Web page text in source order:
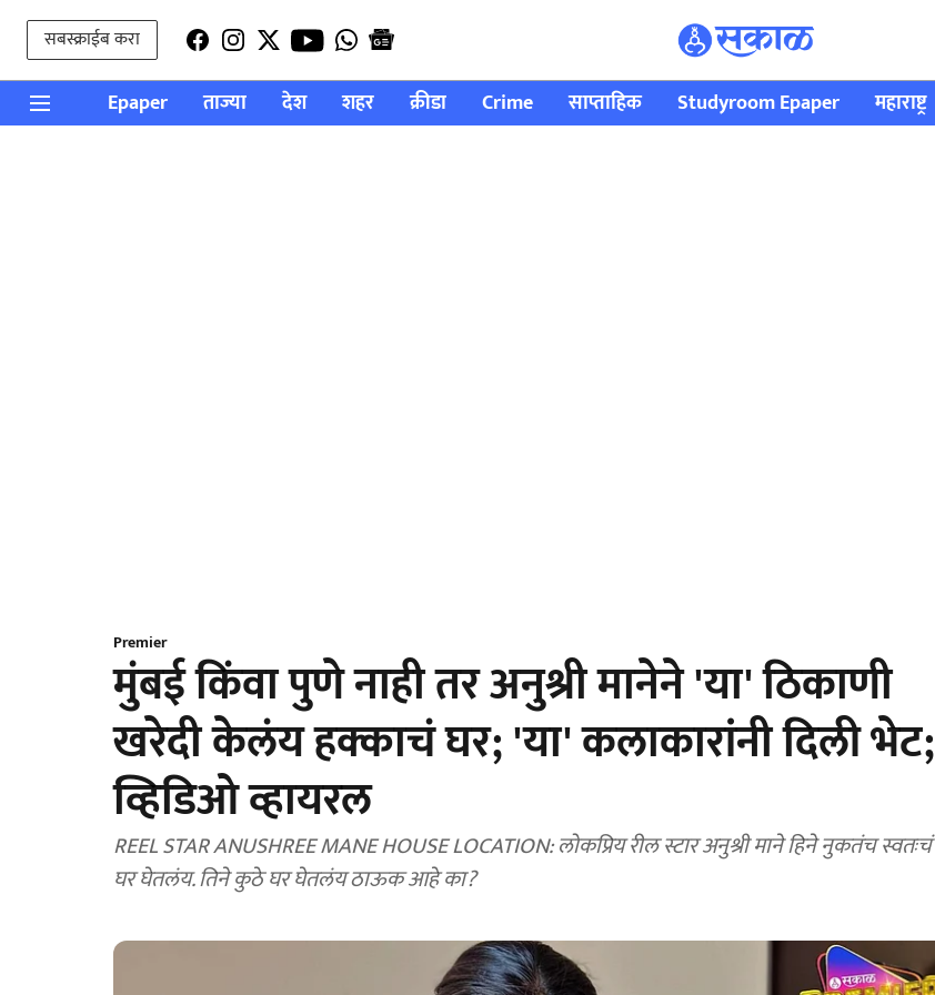
सबस्क्राईब करा
Epaper ताज्या देश शहर क्रीडा Crime साप्ताहिक Studyroom Epaper महाराष्ट्र
Premier
मुंबई किंवा पुणे नाही तर अनुश्री मानेने 'या' ठिकाणी
खरेदी केलंय हक्काचं घर; 'या' कलाकारांनी दिली भेट;
व्हिडिओ व्हायरल
REEL STAR ANUSHREE MANE HOUSE LOCATION: लोकप्रिय रील स्टार अनुश्री माने हिने नुकतंच स्वतःचं
घर घेतलंय. तिने कुठे घर घेतलंय ठाऊक आहे का?